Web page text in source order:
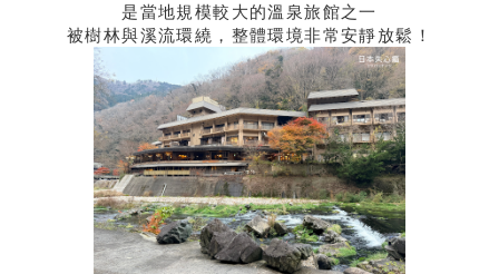
是當地規模較大的溫泉旅館之一
被樹林與溪流環繞，整體環境非常安靜放鬆！